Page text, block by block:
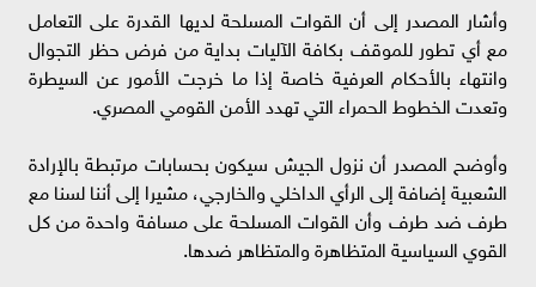
وأشار المصدر إلى أن القوات المسلحة لديها القدرة على التعامل
مع أي تطور للموقف بكافة الآليات بداية من فرض حظر التجوال
وانتهاء بالأحكام العرفية خاصة إذا ما خرجت الأمور عن السيطرة
وتعدت الخطوط الحمراء التي تهدد الأمن القومي المصري.
وأوضح المصدر أن نزول الجيش سيكون بحسابات مرتبطة بالإرادة
الشعبية إضافة إلى الرأي الداخلي والخارجي، مشيرا إلى أننا لسنا مع
طرف ضد طرف وأن القوات المسلحة على مسافة واحدة من كل
القوي السياسية المتظاهرة والمتظاهر ضدها.